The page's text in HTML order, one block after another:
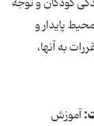
پایدار و
به آنها،
آموزش